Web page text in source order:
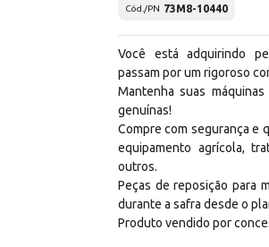
Cód./PN 73M8-10440
Você está adquirindo
passam por um rigoroso
Mantenha suas
genuínas!
Compre com segurança e
equipamento agrícola,
outros.
Peças de reposição para
durante a safra desde o
Produto vendido por